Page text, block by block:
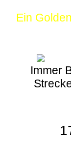
Ein
Immer